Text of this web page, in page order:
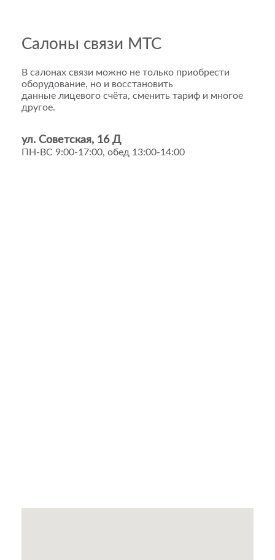
Салоны связи МТС
В салонах связи можно не только приобрести
оборудование, но и восстановить
данные лицевого счёта, сменить тариф и многое
другое.
ул. Советская, 16 Д
ПН-ВС 9:00-17:00, обед 13:00-14:00